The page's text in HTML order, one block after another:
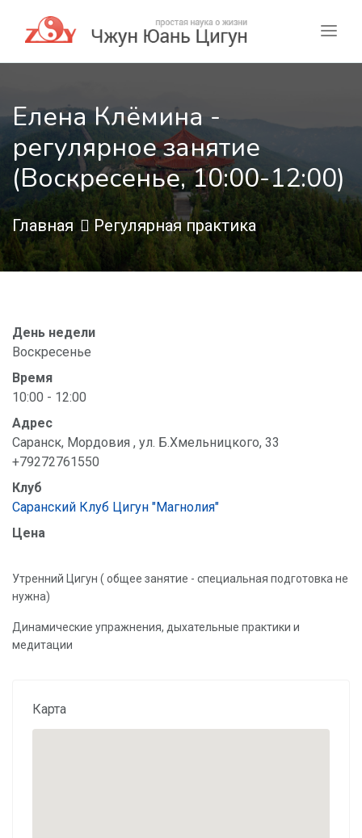
Елена Клёмина -
регулярное занятие
(Воскресенье, 10:00-12:00)
Главная Регулярная практика
День недели
Воскресенье
Время
10:00 - 12:00
Адрес
Саранск, Мордовия , ул. Б.Хмельницкого, 33
+79272761550
Клуб
Саранский Клуб Цигун "Магнолия"
Цена
Утренний Цигун ( общее занятие - специальная подготовка не
нужна)
Динамические упражнения, дыхательные практики и
медитации
Карта